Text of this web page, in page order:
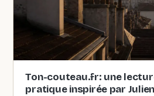
Ton-couteau.fr: une
pratique inspirée par